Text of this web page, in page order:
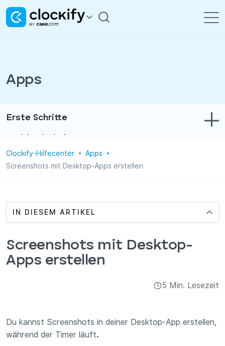
Apps
Integrationen & Add-ons
Erste Schritte
Zeit- und Ausgabenerfassung
Projekte
Verwaltung
Apps
Clockify-Hilfecenter
Apps
Screenshots mit Desktop-Apps erstellen
IN DIESEM ARTIKEL
Screenshots mit Desktop-
Apps erstellen
5 Min. Lesezeit
Du kannst Screenshots in deiner Desktop-App erstellen,
während der Timer läuft.